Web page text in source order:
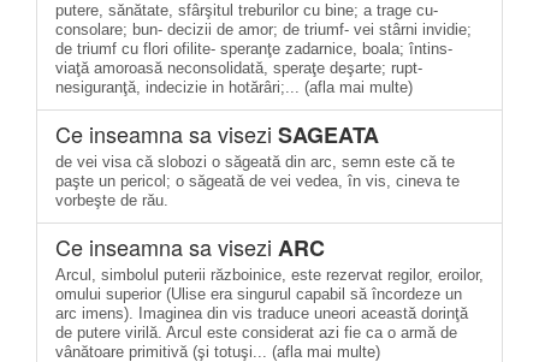
putere, sănătate, sfârşitul treburilor cu bine; a trage cu-
consolare; bun- decizii de amor; de triumf- vei stârni invidie;
de triumf cu flori ofilite- speranţe zadarnice, boala; întins-
viaţă amoroasă neconsolidată, speraţe deşarte; rupt-
nesiguranţă, indecizie in hotărâri;... (afla mai multe)
Ce inseamna sa visezi SAGEATA
de vei visa că slobozi o săgeată din arc, semn este că te
paşte un pericol; o săgeată de vei vedea, în vis, cineva te
vorbeşte de rău.
Ce inseamna sa visezi ARC
Arcul, simbolul puterii războinice, este rezervat regilor, eroilor,
omului superior (Ulise era singurul capabil să încordeze un
arc imens). Imaginea din vis traduce uneori această dorinţă
de putere virilă. Arcul este considerat azi fie ca o armă de
vânătoare primitivă (şi totuşi... (afla mai multe)